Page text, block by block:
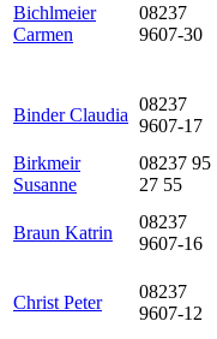
Bichlmeier
Carmen
08237
9607-30
Binder Claudia
08237
9607-17
Birkmeir
Susanne
08237 95
27 55
Braun Katrin
08237
9607-16
Christ Peter
08237
9607-12